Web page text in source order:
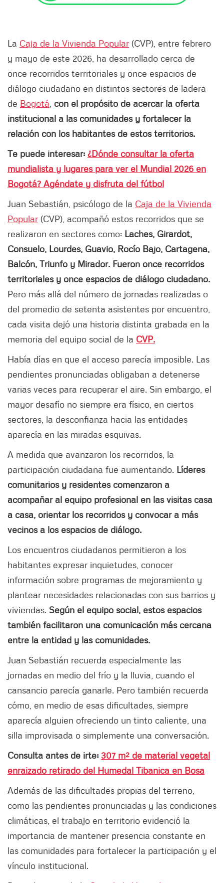
La Caja de la Vivienda Popular (CVP), entre febrero
y mayo de este 2026, ha desarrollado cerca de
once recorridos territoriales y once espacios de
diálogo ciudadano en distintos sectores de ladera
de Bogotá con el propósito de acercar la oferta
institucional a las comunidades y fortalecer la
relación con los habitantes de estos territorios.
Te puede interesar: ¿Dónde consultar la oferta
mundialista y lugares para ver el Mundial 2026 en
Bogotá? Agéndate y disfruta del fútbol
Juan Sebastián, psicólogo de la Caja de la Vivienda
Popular (CVP), acompañó estos recorridos que se
realizaron en sectores como: Laches, Girardot,
Consuelo, Lourdes, Guavio, Rocío Bajo, Cartagena,
Balcón, Triunfo y Mirador. Fueron once recorridos
territoriales y once espacios de diálogo ciudadano.
Pero más allá del número de jornadas realizadas o
del promedio de setenta asistentes por encuentro,
cada visita dejó una historia distinta grabada en la
memoria del equipo social de la CVP.
Había días en que el acceso parecía imposible. Las
pendientes pronunciadas obligaban a detenerse
varias veces para recuperar el aire. Sin embargo, el
mayor desafío no siempre era físico, en ciertos
sectores, la desconfianza hacia las entidades
aparecía en las miradas esquivas.
A medida que avanzaron los recorridos, la
participación ciudadana fue aumentando. Líderes
comunitarios y residentes comenzaron a
acompañar al equipo profesional en las visitas casa
a casa, orientar los recorridos y convocar a más
vecinos a los espacios de diálogo.
Los encuentros ciudadanos permitieron a los
habitantes expresar inquietudes, conocer
información sobre programas de mejoramiento y
plantear necesidades relacionadas con sus barrios y
viviendas. Según el equipo social, estos espacios
también facilitaron una comunicación más cercana
entre la entidad y las comunidades.
Juan Sebastián recuerda especialmente las
jornadas en medio del frío y la lluvia, cuando el
cansancio parecía ganarle. Pero también recuerda
cómo, en medio de esas dificultades, siempre
aparecía alguien ofreciendo un tinto caliente, una
silla improvisada o simplemente una conversación.
Consulta antes de irte: 307 m² de material vegetal
enraizado retirado del Humedal Tibanica en Bosa
Además de las dificultades propias del terreno,
como las pendientes pronunciadas y las condiciones
climáticas, el trabajo en territorio evidenció la
importancia de mantener presencia constante en
las comunidades para fortalecer la participación y el
vínculo institucional.